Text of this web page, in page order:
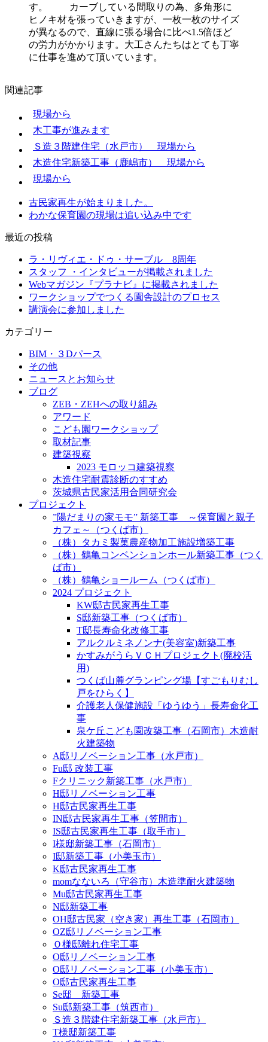
す。 カーブしている間取りの為、多角形に
ヒノキ材を張っていきますが、一枚一枚のサイズ
が異なるので、直線に張る場合に比べ1.5倍ほど
の労力がかかります。大工さんたちはとても丁寧
に仕事を進めて頂いています。
関連記事
現場から
木工事が進みます
Ｓ造３階建住宅（水戸市） 現場から
木造住宅新築工事（鹿嶋市） 現場から
現場から
古民家再生が始まりました。
わかな保育園の現場は追い込み中です
最近の投稿
ラ・リヴィエ・ドゥ・サーブル 8周年
スタッフ ・インタビューが掲載されました
Webマガジン『プラナビ』に掲載されました
ワークショップでつくる園舎設計のプロセス
講演会に参加しました
カテゴリー
BIM・３Dパース
その他
ニュースとお知らせ
ブログ
ZEB・ZEHへの取り組み
アワード
こども園ワークショップ
取材記事
建築視察
2023 モロッコ建築視察
木造住宅耐震診断のすすめ
茨城県古民家活用合同研究会
プロジェクト
”陽だまりの家モモ” 新築工事 ～保育園と親子
カフェ～（つくば市）
（株）タカミ製菓農産物加工施設増築工事
（株）鶴亀コンベンションホール新築工事（つく
ば市）
（株）鶴亀ショールーム（つくば市）
2024 プロジェクト
KW邸古民家再生工事
S邸新築工事（つくば市）
T邸長寿命化改修工事
アルクルミネノンナ(美容室)新築工事
かすみがうらＶＣＨプロジェクト(廃校活
用)
つくば山麓グランピング場【すごもりむし
戸をひらく】
介護老人保健施設「ゆうゆう」長寿命化工
事
泉ケ丘こども園改築工事（石岡市）木造耐
火建築物
A邸リノベーション工事（水戸市）
Fu邸 改装工事
Fクリニック新築工事（水戸市）
H邸リノベーション工事
H邸古民家再生工事
IN邸古民家再生工事（笠間市）
IS邸古民家再生工事（取手市）
I様邸新築工事（石岡市）
I邸新築工事（小美玉市）
K邸古民家再生工事
momなないろ（守谷市）木造準耐火建築物
Mu邸古民家再生工事
N邸新築工事
OH邸古民家（空き家）再生工事（石岡市）
OZ邸リノベーション工事
Ｏ様邸離れ住宅工事
O邸リノベーション工事
O邸リノベーション工事（小美玉市）
O邸古民家再生工事
Se邸 新築工事
Su邸新築工事（筑西市）
Ｓ造３階建住宅新築工事（水戸市）
T様邸新築工事